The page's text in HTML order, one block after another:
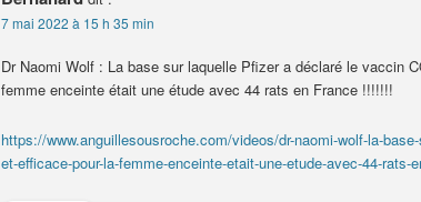
7 mai 2022 à 15 h 35 min
Dr Naomi Wolf : La base sur laquelle Pfizer a déclaré le vaccin
femme enceinte était une étude avec 44 rats en France !!!!!!!
https://www.anguillesousroche.com/videos/dr-naomi-wolf-la-
et-efficace-pour-la-femme-enceinte-etait-une-etude-avec-44-rats-